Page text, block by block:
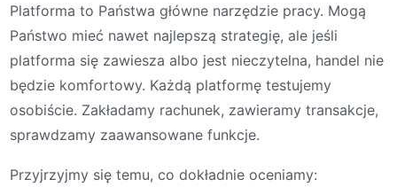
Platforma to Państwa główne narzędzie pracy. Mogą
Państwo mieć nawet najlepszą strategię, ale jeśli
platforma się zawiesza albo jest nieczytelna, handel nie
będzie komfortowy. Każdą platformę testujemy
osobiście. Zakładamy rachunek, zawieramy transakcje,
sprawdzamy zaawansowane funkcje.
Przyjrzyjmy się temu, co dokładnie oceniamy: